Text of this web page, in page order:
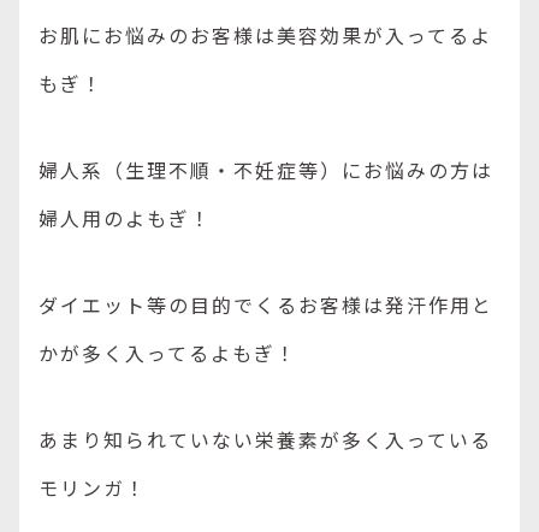
お肌にお悩みのお客様は美容効果が入ってるよ
もぎ！
婦人系（生理不順・不妊症等）にお悩みの方は
婦人用のよもぎ！
ダイエット等の目的でくるお客様は発汗作用と
かが多く入ってるよもぎ！
あまり知られていない栄養素が多く入っている
モリンガ！